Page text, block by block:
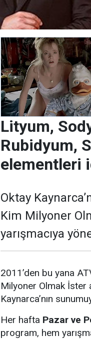
Lityum,
Rubidyum,
elementleri
Oktay
Kim Milyoner
yarışmacıya
2011’den bu yana
Milyoner Olmak İster
Kaynarca’nın
Her hafta Pazar ve
program, hem